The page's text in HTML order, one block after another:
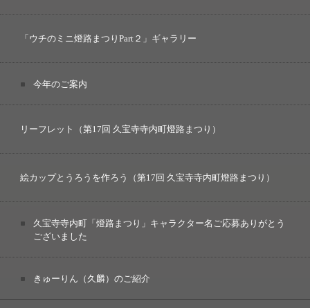
「ウチのミニ燈路まつりPart２」ギャラリー
今年のご案内
リーフレット（第17回 久宝寺寺内町燈路まつり）
絵カップとうろうを作ろう（第17回 久宝寺寺内町燈路まつり）
久宝寺寺内町「燈路まつり」キャラクター名ご応募ありがとう
ございました
きゅーりん（久麟）のご紹介